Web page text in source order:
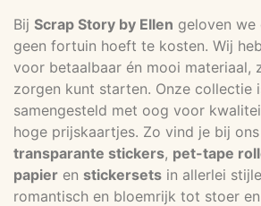
Bij Scrap Story by Ellen geloven
geen fortuin hoeft te kosten. Wij
voor betaalbaar én mooi materiaal,
zorgen kunt starten. Onze collectie
samengesteld met oog voor
hoge prijskaartjes. Zo vind je bij
transparante stickers, pet-tape
papier en stickersets in allerlei
romantisch en bloemrijk tot stoer